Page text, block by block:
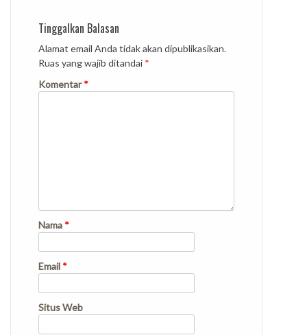
Tinggalkan Balasan
Alamat email Anda tidak akan dipublikasikan.
Ruas yang wajib ditandai *
Komentar*
Nama *
Email *
Situs Web